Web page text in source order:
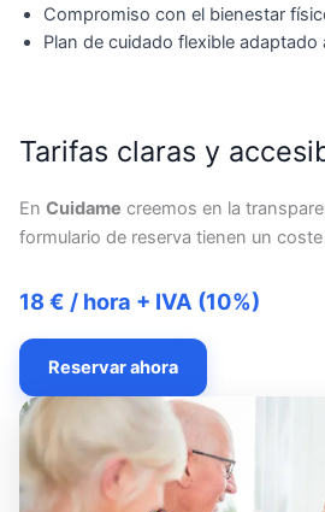
Compromiso con el bienestar
Plan de cuidado flexible adaptado
Tarifas claras y
En Cuidame creemos en la
formulario de reserva tienen un
18 € / hora + IVA (10%)
Reservar ahora